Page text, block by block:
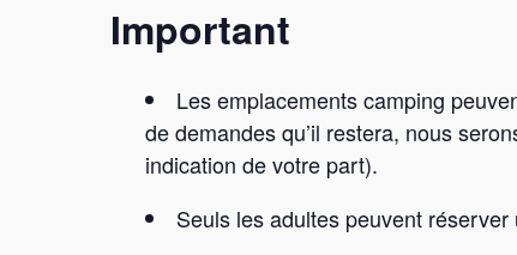
Important
Les emplacements camping
de demandes qu’il restera, nous
indication de votre part).
Seuls les adultes peuvent